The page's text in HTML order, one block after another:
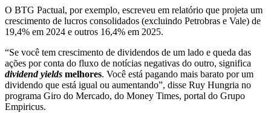
O BTG Pactual, por exemplo, escreveu em relatório que projeta um
crescimento de lucros consolidados (excluindo Petrobras e Vale) de
19,4% em 2024 e outros 16,4% em 2025.
“Se você tem crescimento de dividendos de um lado e queda das
ações por conta do fluxo de notícias negativas do outro, significa
dividend yields melhores. Você está pagando mais barato por um
dividendo que está igual ou aumentando”, disse Ruy Hungria no
programa Giro do Mercado, do Money Times, portal do Grupo
Empiricus.